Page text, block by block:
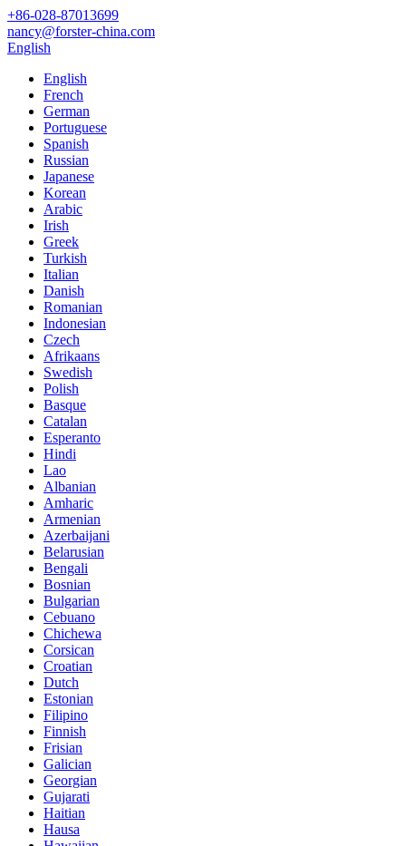
+86-028-87013699
nancy@forster-china.com
English
English
French
German
Portuguese
Spanish
Russian
Japanese
Korean
Arabic
Irish
Greek
Turkish
Italian
Danish
Romanian
Indonesian
Czech
Afrikaans
Swedish
Polish
Basque
Catalan
Esperanto
Hindi
Lao
Albanian
Amharic
Armenian
Azerbaijani
Belarusian
Bengali
Bosnian
Bulgarian
Cebuano
Chichewa
Corsican
Croatian
Dutch
Estonian
Filipino
Finnish
Frisian
Galician
Georgian
Gujarati
Haitian
Hausa